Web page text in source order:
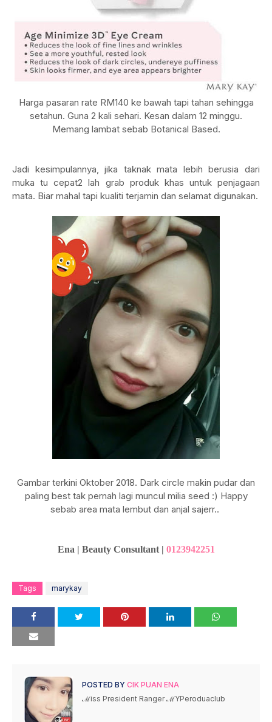
Harga pasaran rate RM140 ke bawah tapi tahan sehingga
setahun. Guna 2 kali sehari. Kesan dalam 12 minggu.
Memang lambat sebab Botanical Based.
Jadi kesimpulannya, jika taknak mata lebih berusia dari
muka tu cepat2 lah grab produk khas untuk penjagaan
mata. Biar mahal tapi kualiti terjamin dan selamat digunakan.
Gambar terkini Oktober 2018. Dark circle makin pudar dan
paling best tak pernah lagi muncul milia seed :) Happy
sebab area mata lembut dan anjal sajerr..
Ena | Beauty Consultant | 0123942251
Tags marykay
POSTED BY CIK PUAN ENA
ℳiss President Ranger ℳYPeroduaclub